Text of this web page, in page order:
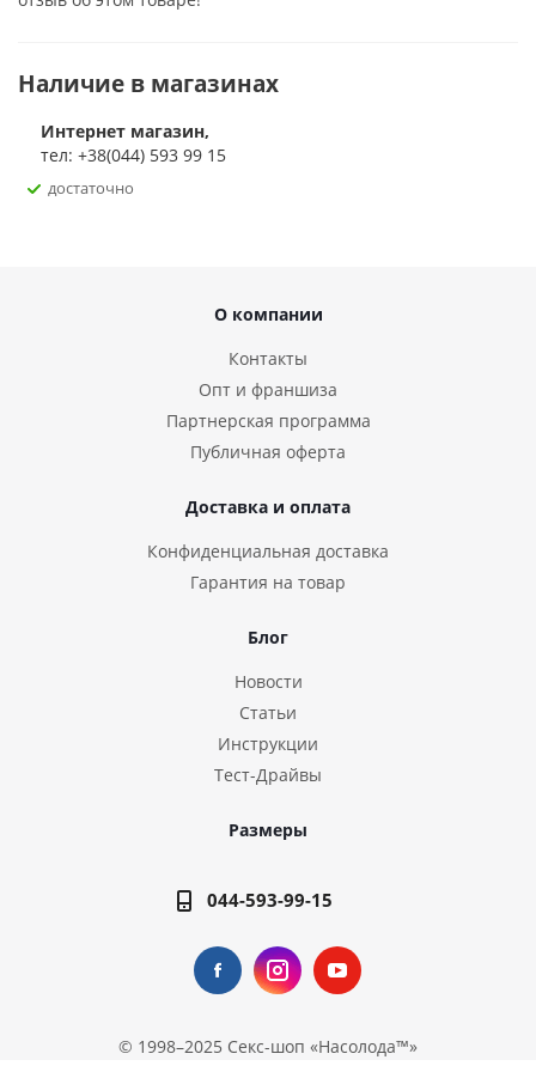
Наличие в магазинах
Интернет магазин,
тел: +38(044) 593 99 15
достаточно
О компании
Контакты
Опт и франшиза
Партнерская программа
Публичная оферта
Доставка и оплата
Конфиденциальная доставка
Гарантия на товар
Блог
Новости
Статьи
Инструкции
Тест-Драйвы
Размеры
044-593-99-15
© 1998–2025 Секс-шоп «Насолода™»